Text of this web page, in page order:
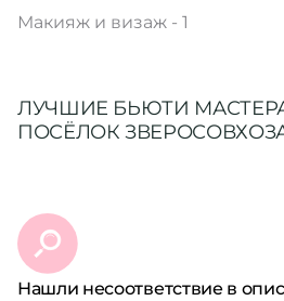
Макияж и визаж - 1
ЛУЧШИЕ БЬЮТИ
ПОСЁЛОК
Нашли несоответствие в